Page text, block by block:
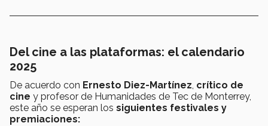
Del cine a las plataformas: el calendario
2025
De acuerdo con Ernesto Diez-Martínez, crítico de
cine y profesor de Humanidades de Tec de Monterrey,
este año se esperan los siguientes festivales y
premiaciones: